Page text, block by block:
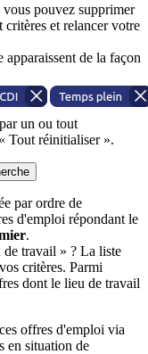
vous pouvez supprimer
critères et relancer votre
de la façon
un ou tout
Tout réinitialiser ».
par ordre de
d'emploi répondant le
.
de travail » ? La liste
critères. Parmi
dont le lieu de travail
offres d'emploi via
en situation de